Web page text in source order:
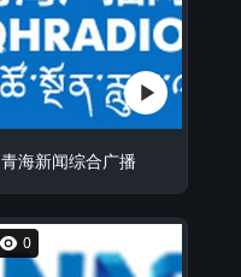
青海新闻综合广播
0